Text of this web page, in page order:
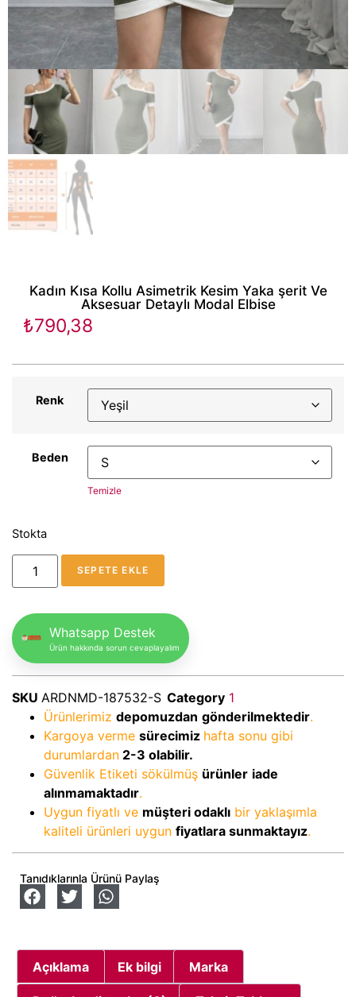
Kadın Kısa Kollu Asimetrik Kesim Yaka şerit Ve
Aksesuar Detaylı Modal Elbise
₺790,38
Renk
Beden
Temizle
Stokta
SEPETE EKLE
Whatsapp Destek
Ürün hakkında sorun cevaplayalım
SKU ARDNMD-187532-S Category 1
Ürünlerimiz depomuzdan gönderilmektedir.
Kargoya verme sürecimiz hafta sonu gibi
durumlardan 2-3 olabilir.
Güvenlik Etiketi sökülmüş ürünler iade
alınmamaktadır.
Uygun fiyatlı ve müşteri odaklı bir yaklaşımla
kaliteli ürünleri uygun fiyatlara sunmaktayız.
Tanıdıklarınla Ürünü Paylaş
Açıklama Ek bilgi Marka